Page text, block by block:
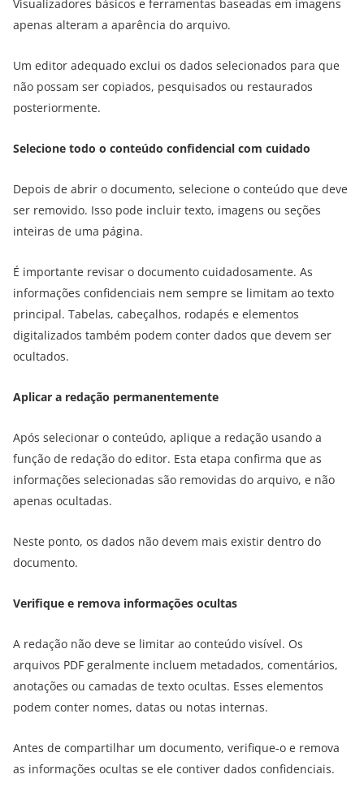
Visualizadores básicos e ferramentas baseadas em imagens
apenas alteram a aparência do arquivo.
Um editor adequado exclui os dados selecionados para que
não possam ser copiados, pesquisados ou restaurados
posteriormente.
Selecione todo o conteúdo confidencial com cuidado
Depois de abrir o documento, selecione o conteúdo que deve
ser removido. Isso pode incluir texto, imagens ou seções
inteiras de uma página.
É importante revisar o documento cuidadosamente. As
informações confidenciais nem sempre se limitam ao texto
principal. Tabelas, cabeçalhos, rodapés e elementos
digitalizados também podem conter dados que devem ser
ocultados.
Aplicar a redação permanentemente
Após selecionar o conteúdo, aplique a redação usando a
função de redação do editor. Esta etapa confirma que as
informações selecionadas são removidas do arquivo, e não
apenas ocultadas.
Neste ponto, os dados não devem mais existir dentro do
documento.
Verifique e remova informações ocultas
A redação não deve se limitar ao conteúdo visível. Os
arquivos PDF geralmente incluem metadados, comentários,
anotações ou camadas de texto ocultas. Esses elementos
podem conter nomes, datas ou notas internas.
Antes de compartilhar um documento, verifique-o e remova
as informações ocultas se ele contiver dados confidenciais.